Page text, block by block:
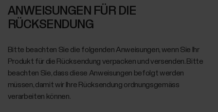
ANWEISUNGEN FÜR DIE
RÜCKSENDUNG
Bitte beachten Sie die folgenden Anweisungen, wenn Sie Ihr
Produkt für die Rücksendung verpacken und versenden. Bitte
beachten Sie, dass diese Anweisungen befolgt werden
müssen, damit wir Ihre Rücksendung ordnungsgemäss
verarbeiten können.